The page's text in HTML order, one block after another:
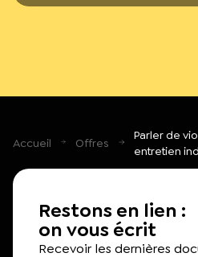
Accueil Offres
Parler de
entretien
Restons en lien :
on vous écrit
Recevoir les dernières